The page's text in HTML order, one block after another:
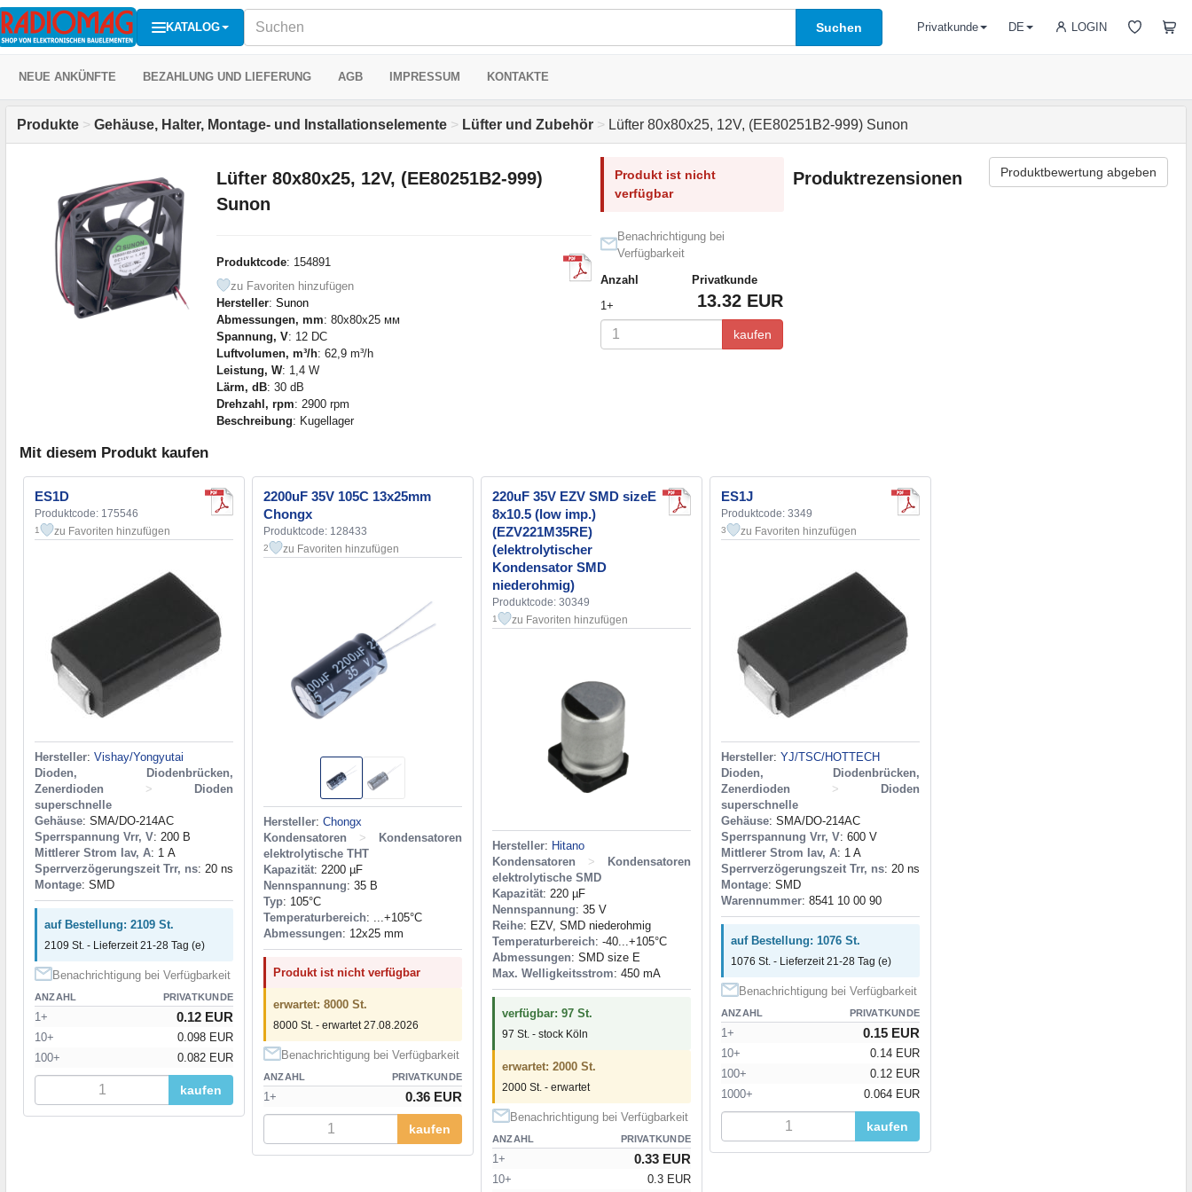
KATALOG Suchen LOGIN
Privatkunde DE
NEUE ANKÜNFTE BEZAHLUNG UND LIEFERUNG AGB IMPRESSUM KONTAKTE
Produkte > Gehäuse, Halter, Montage- und Installationselemente > Lüfter und Zubehör > Lüfter 80x80x25, 12V, (EE80251B2-999) Sunon
Lüfter 80x80x25, 12V, (EE80251B2-999)
Sunon
Produktcode: 154891
zu Favoriten hinzufügen
Hersteller: Sunon
Abmessungen, mm: 80x80x25 мм
Spannung, V: 12 DC
Luftvolumen, m³/h: 62,9 m³/h
Leistung, W: 1,4 W
Lärm, dB: 30 dB
Drehzahl, rpm: 2900 rpm
Beschreibung: Kugellager
Produkt ist nicht
verfügbar
Benachrichtigung bei
Verfügbarkeit
Anzahl
Privatkunde
1+
13.32 EUR
kaufen
Produktrezensionen Produktbewertung abgeben
Mit diesem Produkt kaufen
ES1D
Produktcode: 175546
1 zu Favoriten hinzufügen
Hersteller: Vishay/Yongyutai
Dioden, Diodenbrücken,
Zenerdioden
>
Dioden
superschnelle
Gehäuse: SMA/DO-214AC
Sperrspannung Vrr, V: 200 В
Mittlerer Strom Iav, A: 1 А
Sperrverzögerungszeit Trr, ns: 20 ns
Montage: SMD
auf Bestellung: 2109 St.
2109 St. - Lieferzeit 21-28 Tag (e)
Benachrichtigung bei Verfügbarkeit
ANZAHL PRIVATKUNDE
1+ 0.12 EUR
10+
0.098 EUR
100+
0.082 EUR
kaufen
2200uF 35V 105C 13x25mm
Chongx
Produktcode: 128433
2 zu Favoriten hinzufügen
Hersteller: Chongx
Kondensatoren
>
Kondensatoren
elektrolytische THT
Kapazität: 2200 µF
Nennspannung: 35 В
Typ: 105°C
Temperaturbereich: ...+105°C
Abmessungen: 12x25 mm
Produkt ist nicht verfügbar
erwartet: 8000 St.
8000 St. - erwartet 27.08.2026
Benachrichtigung bei Verfügbarkeit
ANZAHL PRIVATKUNDE
1+ 0.36 EUR
kaufen
220uF 35V EZV SMD sizeE
8x10.5 (low imp.)
(EZV221M35RE)
(elektrolytischer
Kondensator SMD
niederohmig)
Produktcode: 30349
1 zu Favoriten hinzufügen
Hersteller: Hitano
Kondensatoren
>
Kondensatoren
elektrolytische SMD
Kapazität: 220 µF
Nennspannung: 35 V
Reihe: EZV, SMD niederohmig
Temperaturbereich: -40...+105°C
Abmessungen: SMD size E
Max. Welligkeitsstrom: 450 mA
verfügbar: 97 St.
97 St. - stock Köln
erwartet: 2000 St.
2000 St. - erwartet
Benachrichtigung bei Verfügbarkeit
ANZAHL PRIVATKUNDE
1+ 0.33 EUR
10+ 0.3 EUR
ES1J
Produktcode: 3349
3 zu Favoriten hinzufügen
Hersteller: YJ/TSC/HOTTECH
Dioden, Diodenbrücken,
Zenerdioden
>
Dioden
superschnelle
Gehäuse: SMA/DO-214AC
Sperrspannung Vrr, V: 600 V
Mittlerer Strom Iav, A: 1 A
Sperrverzögerungszeit Trr, ns: 20 ns
Montage: SMD
Warennummer: 8541 10 00 90
auf Bestellung: 1076 St.
1076 St. - Lieferzeit 21-28 Tag (e)
Benachrichtigung bei Verfügbarkeit
ANZAHL PRIVATKUNDE
1+ 0.15 EUR
10+
0.14 EUR
100+
0.12 EUR
1000+
0.064 EUR
kaufen